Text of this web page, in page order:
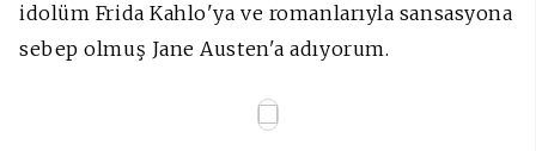
idolüm Frida Kahlo'ya ve romanlarıyla sansasyona
sebep olmuş Jane Austen'a adıyorum.